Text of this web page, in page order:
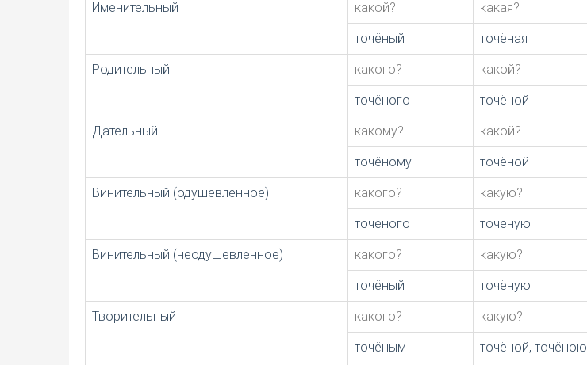
Именительный какой? какая?
точёный точёная
Родительный какого? какой?
точёного точёной
Дательный какому? какой?
точёному точёной
Винительный (одушевленное) какого? какую?
точёного точёную
Винительный (неодушевленное) какого? какую?
точёный точёную
Творительный какого? какую?
точёным точёной, точёною